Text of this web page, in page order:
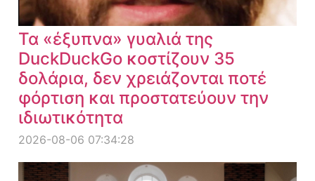
Τα «έξυπνα» γυαλιά της
DuckDuckGo κοστίζουν 35
δολάρια, δεν χρειάζονται ποτέ
φόρτιση και προστατεύουν την
ιδιωτικότητα
2026-08-06 07:34:28